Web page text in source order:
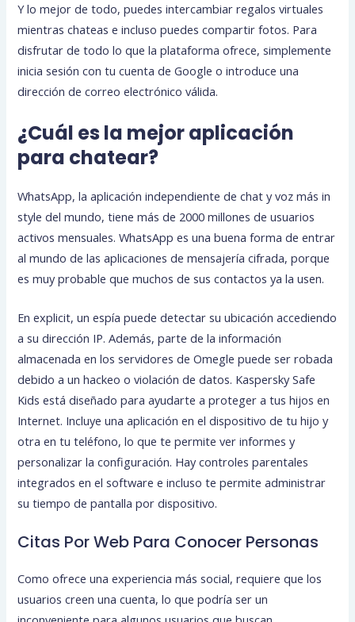
Y lo mejor de todo, puedes intercambiar regalos virtuales
mientras chateas e incluso puedes compartir fotos. Para
disfrutar de todo lo que la plataforma ofrece, simplemente
inicia sesión con tu cuenta de Google o introduce una
dirección de correo electrónico válida.
¿Cuál es la mejor aplicación
para chatear?
WhatsApp, la aplicación independiente de chat y voz más in
style del mundo, tiene más de 2000 millones de usuarios
activos mensuales. WhatsApp es una buena forma de entrar
al mundo de las aplicaciones de mensajería cifrada, porque
es muy probable que muchos de sus contactos ya la usen.
En explicit, un espía puede detectar su ubicación accediendo
a su dirección IP. Además, parte de la información
almacenada en los servidores de Omegle puede ser robada
debido a un hackeo o violación de datos. Kaspersky Safe
Kids está diseñado para ayudarte a proteger a tus hijos en
Internet. Incluye una aplicación en el dispositivo de tu hijo y
otra en tu teléfono, lo que te permite ver informes y
personalizar la configuración. Hay controles parentales
integrados en el software e incluso te permite administrar
su tiempo de pantalla por dispositivo.
Citas Por Web Para Conocer Personas
Como ofrece una experiencia más social, requiere que los
usuarios creen una cuenta, lo que podría ser un